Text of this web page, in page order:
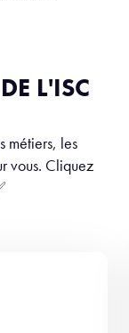
L'ISC
métiers, les
vous. Cliquez